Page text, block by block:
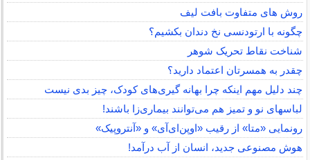
روش های متفاوت بافت لیف
چگونه با ارتودنسی نخ دندان بکشیم؟
شناخت نقاط تحریک شوهر
چقدر به همسرتان اعتماد دارید؟
چند دلیل مهم اینکه چرا بهانه گیری‌های کودک، چیز بدی نیست
لباس‎های نو و تمیز هم می‌توانند بیماری‌زا باشند!
رونمایی «متا» از رقیب «اوپن‌ای‌آی» و «آنتروپیک»
هوش مصنوعی جدید، انسان از آب درآمد!